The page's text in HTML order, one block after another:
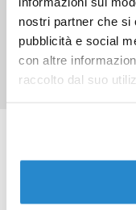
nostri partner che si
pubblicità e social
con altre
raccolto dal suo